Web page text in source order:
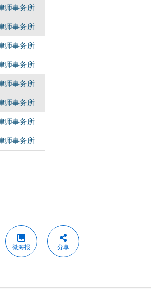
师事务所
师事务所
师事务所
师事务所
师事务所
师事务所
师事务所
师事务所
微海报 分享